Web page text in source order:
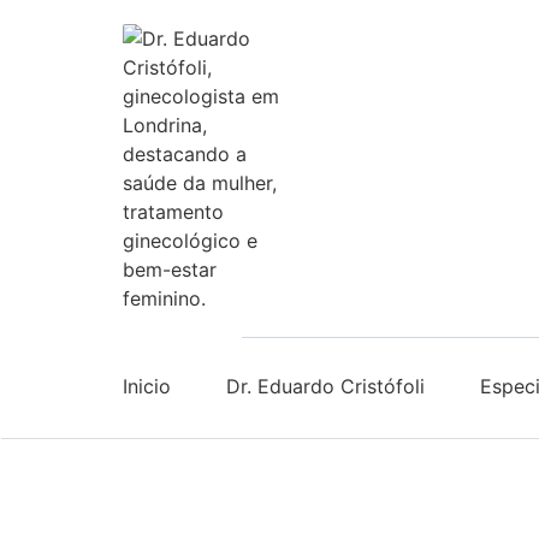
Inicio Dr. Eduardo Cristófoli